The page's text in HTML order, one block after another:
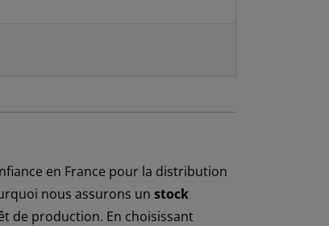
en France pour la distribution
nous assurons un stock
de production. En choisissant